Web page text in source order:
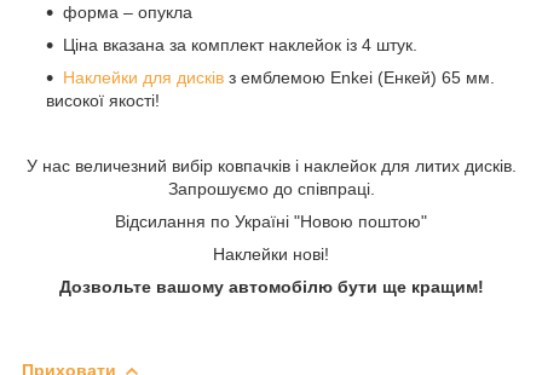
форма – опукла
Ціна вказана за комплект наклейок із 4 штук.
Наклейки для дисків з емблемою Enkei (Енкей) 65 мм.
високої якості!
У нас величезний вибір ковпачків і наклейок для литих дисків.
Запрошуємо до співпраці.
Відсилання по Україні "Новою поштою"
Наклейки нові!
Дозвольте вашому автомобілю бути ще кращим!
Приховати